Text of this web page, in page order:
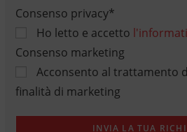
Consenso privacy*
Ho letto e accetto
Consenso marketing
Acconsento al trattamento
finalità di marketing